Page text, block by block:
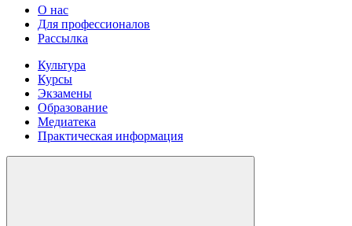
О нас
Для профессионалов
Рассылка
Культура
Курсы
Экзамены
Образование
Медиатека
Практическая информация